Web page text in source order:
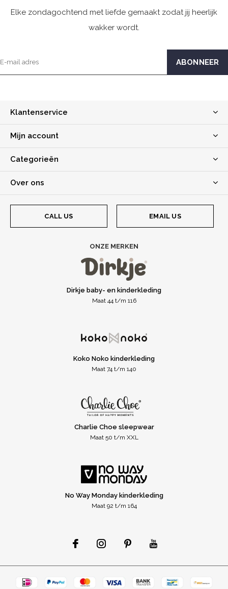
Elke zondagochtend met liefde gemaakt zodat jij heerlijk
wakker wordt.
Klantenservice
Mijn account
Categorieën
Over ons
CALL US EMAIL US
ONZE MERKEN
Dirkje baby- en kinderkleding
Maat 44 t/m 116
Koko Noko kinderkleding
Maat 74 t/m 140
Charlie Choe sleepwear
Maat 50 t/m XXL
No Way Monday kinderkleding
Maat 92 t/m 164